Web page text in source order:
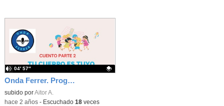
Onda Ferrer. Programa 2. CUENTOS: "Tú cuerpo es tuyo" Parte 2
Contenido educativo.
subido porAitor A.
04′ 57″
-hace 2 años- Escuchado 18veces